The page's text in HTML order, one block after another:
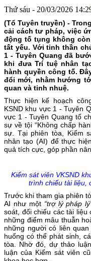
Thứ sáu - 20/03/2026
(Tổ Tuyên truyền) -
cải cách tư pháp, việc
động tố tụng không
tất yếu. Với tinh thần
1 - Tuyên Quang đã
khi đưa Trí tuệ nhân
hành quyền công tố.
đổi mới, nhằm hướng
quan và tinh nhuệ.
Thực hiện kế hoạch
KSND khu vực 1 - Tuyên
vực 1 - Tuyên Quang tổ
sự về tội “Không chấp
sự. Tại phiên tòa, Kiểm
nhân tạo (AI) để thực
quả tích cực, góp phần
Kiểm sát viên VKSND
trình chiếu tài liệu,
Trước khi tham gia phiên
AI như một “trợ lý pháp
soát, đối chiếu các tài
những điểm mâu thuẫn
những người có liên
huống có thể phát sinh,
tòa. Nhờ đó, dự thảo
luận của Kiểm sát viên